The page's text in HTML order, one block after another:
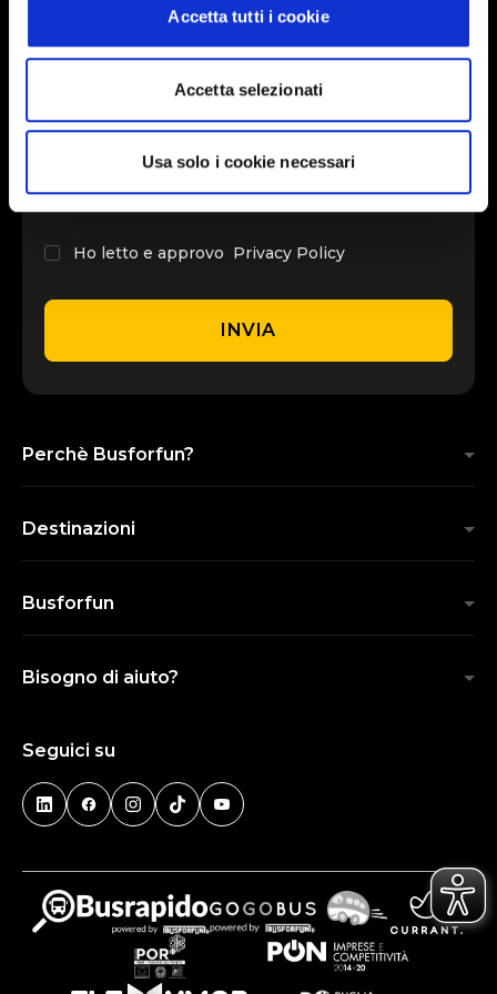
Accetta tutti i cookie
Accetta selezionati
Usa solo i cookie necessari
INSERISCI IL TUO NOME
Ho letto e approvo Privacy Policy
INVIA
Perchè Busforfun?
Destinazioni
Busforfun
Bisogno di aiuto?
Seguici su